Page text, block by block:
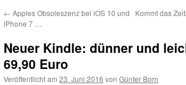
← Apples Obsoleszenz bei iOS 10 und
iPhone 7 …
Kommt das
Neuer Kindle: dünner und
69,90 Euro
Veröffentlicht am 23. Juni 2016 von Günter Born